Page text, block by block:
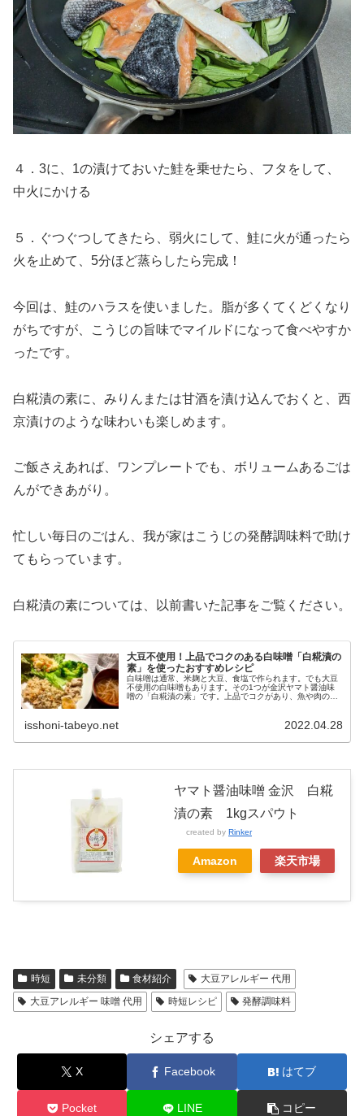
４．3に、1の漬けておいた鮭を乗せたら、フタをして、
中火にかける
５．ぐつぐつしてきたら、弱火にして、鮭に火が通ったら
火を止めて、5分ほど蒸らしたら完成！
今回は、鮭のハラスを使いました。脂が多くてくどくなり
がちですが、こうじの旨味でマイルドになって食べやすか
ったです。
白糀漬の素に、みりんまたは甘酒を漬け込んでおくと、西
京漬けのような味わいも楽しめます。
ご飯さえあれば、ワンプレートでも、ボリュームあるごは
んができあがり。
忙しい毎日のごはん、我が家はこうじの発酵調味料で助け
てもらっています。
白糀漬の素については、以前書いた記事をご覧ください。
大豆不使用！上品でコクのある白味噌「白糀漬の
素」を使ったおすすめレシピ
白味噌は通常、米麹と大豆、食塩で作られます。でも大豆
不使用の白味噌もあります。その1つが金沢ヤマト醤油味
噌の「白糀漬の素」です。上品でコクがあり、魚や肉の漬
isshoni-tabeyo.net 2022.04.28
ヤマト醤油味噌 金沢 白糀
漬の素 1kgスパウト
created by Rinker
Amazon 楽天市場
時短 未分類 食材紹介
大豆アレルギー 代用
大豆アレルギー 味噌 代用
時短レシピ 発酵調味料
シェアする
X Facebook はてブ
Pocket LINE コピー